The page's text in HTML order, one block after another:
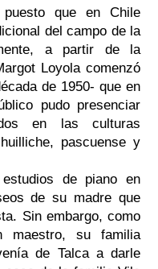
puesto que en Chile
del campo de la
a partir de la
Loyola comenzó
de 1950- que en
pudo presenciar
en las culturas
pascuense y
de piano en
de su madre que
Sin embargo, como
maestro, su familia
de Talca a darle